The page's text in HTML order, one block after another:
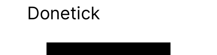
Donetick